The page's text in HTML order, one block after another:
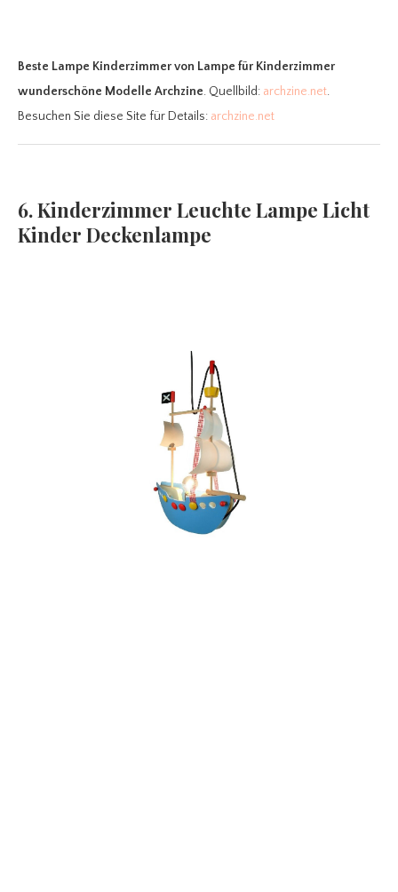
Beste Lampe Kinderzimmervon Lampe für Kinderzimmer
wunderschöne Modelle Archzine. Quellbild: archzine.net.
Besuchen Sie diese Site für Details: archzine.net
6. Kinderzimmer Leuchte Lampe Licht
Kinder Deckenlampe